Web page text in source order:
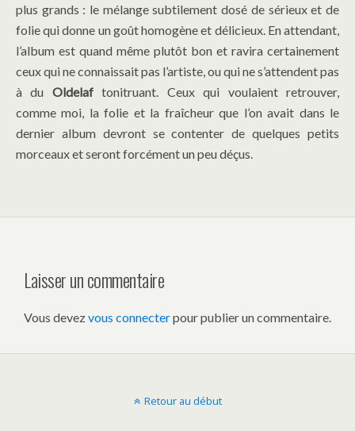
plus grands : le mélange subtilement dosé de sérieux et de
folie qui donne un goût homogène et délicieux. En attendant,
l’album est quand même plutôt bon et ravira certainement
ceux qui ne connaissait pas l’artiste, ou qui ne s’attendent pas
à du Oldelaftonitruant. Ceux qui voulaient retrouver,
comme moi, la folie et la fraîcheur que l’on avait dans le
dernier album devront se contenter de quelques petits
morceaux et seront forcément un peu déçus.
Laisser un commentaire
Vous devezvous connecterpour publier un commentaire.
Retour au début